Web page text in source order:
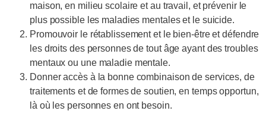
maison, en milieu scolaire et au travail, et prévenir le
plus possible les maladies mentales et le suicide.
Promouvoir le rétablissement et le bien-être et défendre
les droits des personnes de tout âge ayant des troubles
mentaux ou une maladie mentale.
Donner accès à la bonne combinaison de services, de
traitements et de formes de soutien, en temps opportun,
là où les personnes en ont besoin.